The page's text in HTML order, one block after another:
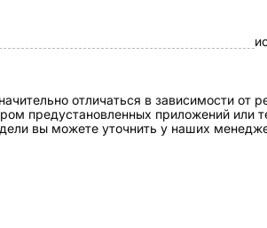
отличаться в зависимости от
предустановленных приложений или
вы можете уточнить у наших